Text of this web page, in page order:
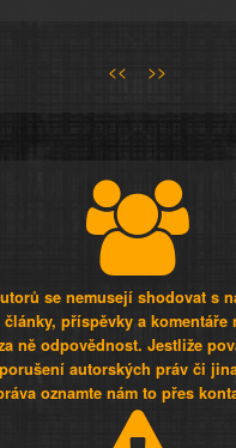
<< >>
se nemusejí shodovat s
články, příspěvky a komentáře
ně odpovědnost. Jestliže
autorských práv či
oznamte nám to přes